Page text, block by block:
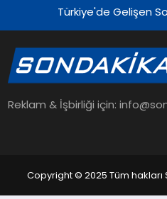
EKONOMI
EĞITIM
Türkiye'de Gelişen
Reklam & İşbirliği için:
Copyright © 2025 Tüm hakları